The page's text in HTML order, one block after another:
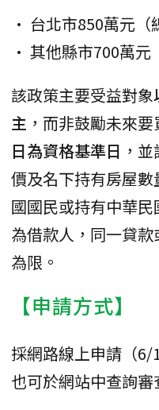
• 台北市850萬元（
• 其他縣市700萬元
該政策主要受益對象
主 ，而非鼓勵未來
日為資格基準日 ，
價及名下持有房屋
國國民或持有中華
為借款人，同一貸
為限。
【申請方式】
採網路線上申請（6/
也可於網站中查詢審